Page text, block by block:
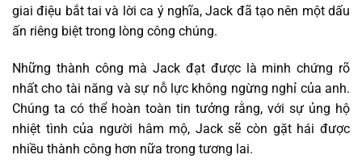
giai điệu bắt tai và lời ca ý nghĩa, Jack đã tạo nên một dấu
ấn riêng biệt trong lòng công chúng.
Những thành công mà Jack đạt được là minh chứng rõ
nhất cho tài năng và sự nỗ lực không ngừng nghỉ của anh.
Chúng ta có thể hoàn toàn tin tưởng rằng, với sự ủng hộ
nhiệt tình của người hâm mộ, Jack sẽ còn gặt hái được
nhiều thành công hơn nữa trong tương lai.